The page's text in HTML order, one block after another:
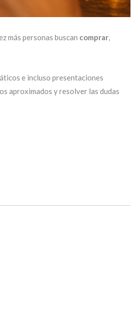
más personas buscan comprar,
e incluso presentaciones
aproximados y resolver las dudas